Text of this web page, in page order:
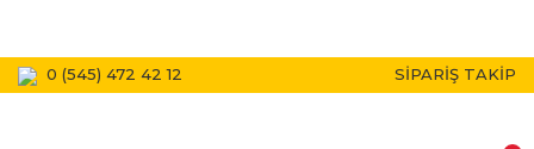
0 (545) 472 42 12 SİPARİŞ TAKİP